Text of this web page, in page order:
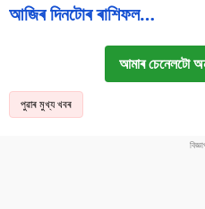
আজিৰ দিনটোৰ ৰাশিফল…
আমাৰ চেনেলটো
পুৱাৰ মুখ্য খবৰ